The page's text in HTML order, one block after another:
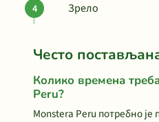
Зрело
Често
Колико времена
Peru?
Monstera Peru потребно